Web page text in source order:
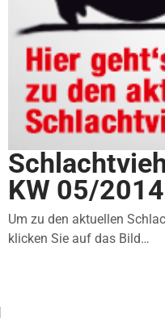
KW 05/2014
Um zu den aktuellen
klicken Sie auf das Bild…